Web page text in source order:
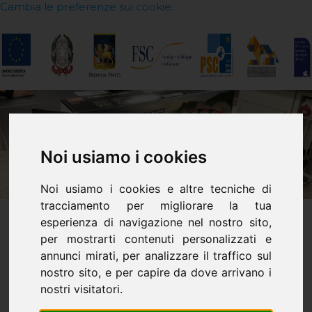
Noi usiamo i cookies
Noi usiamo i cookies e altre tecniche di
tracciamento per migliorare la tua
esperienza di navigazione nel nostro sito,
per mostrarti contenuti personalizzati e
annunci mirati, per analizzare il traffico sul
nostro sito, e per capire da dove arrivano i
nostri visitatori.
Cambia le preferenze sui cookie.
Un mattoncino alla volta
ego Technics nelle mani dei nostri